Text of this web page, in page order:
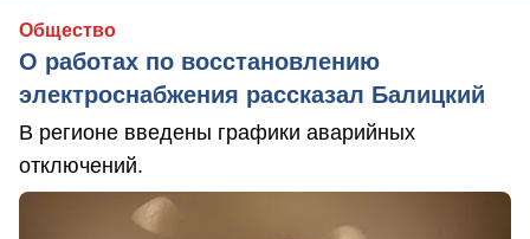
Общество
О работах по восстановлению
электроснабжения рассказал Балицкий
В регионе введены графики аварийных
отключений.